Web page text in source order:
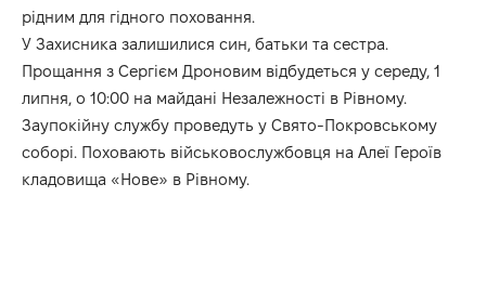
рідним для гідного поховання.
У Захисника залишилися син, батьки та сестра.
Прощання з Сергієм Дроновим відбудеться у середу, 1
липня, о 10:00 на майдані Незалежності в Рівному.
Заупокійну службу проведуть у Свято-Покровському
соборі. Поховають військовослужбовця на Алеї Героїв
кладовища «Нове» в Рівному.